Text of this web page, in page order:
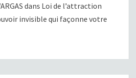
dans Loi de l’attraction
invisible qui façonne votre